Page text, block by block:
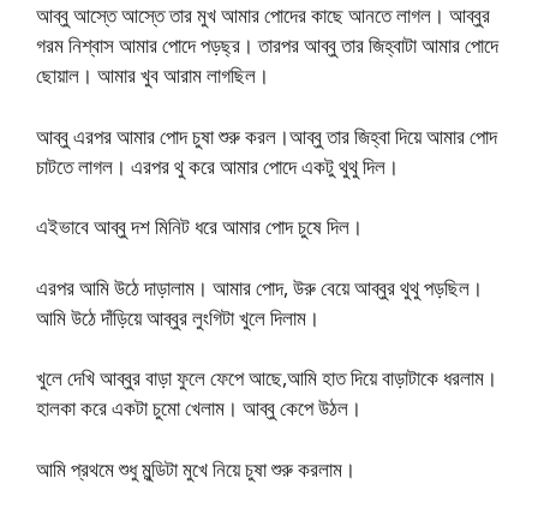
আব্বু আস্তে আস্তে তার মুখ আমার পোদের কাছে আনতে লাগল। আব্বুর
গরম নিশ্বাস আমার পোদে পড়ছ্র। তারপর আব্বু তার জিহ্বাটা আমার পোদে
ছোয়াল। আমার খুব আরাম লাগছিল।
আব্বু এরপর আমার পোদ চুষা শুরু করল।আব্বু তার জিহ্বা দিয়ে আমার পোদ
চাটতে লাগল। এরপর থু করে আমার পোদে একটু থুথু দিল।
এইভাবে আব্বু দশ মিনিট ধরে আমার পোদ চুষে দিল।
এরপর আমি উঠে দাড়ালাম। আমার পোদ, উরু বেয়ে আব্বুর থুথু পড়ছিল।
আমি উঠে দাঁড়িয়ে আব্বুর লুংগিটা খুলে দিলাম।
খুলে দেখি আব্বুর বাড়া ফুলে ফেপে আছে,আমি হাত দিয়ে বাড়াটাকে ধরলাম।
হালকা করে একটা চুমো খেলাম। আব্বু কেপে উঠল।
আমি প্রথমে শুধু মুন্ডিটা মুখে নিয়ে চুষা শুরু করলাম।